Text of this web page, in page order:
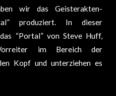
wir das Geisterakten-
produziert. In dieser
“Portal” von Steve Huff,
im Bereich der
Kopf und unterziehen es